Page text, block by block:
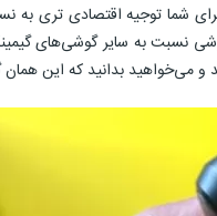
هستید و خرید گوشی برای شما بیشتر با هدف گیم و بازی‌های مخصوص موبایل
19کالا را بررسی کنید. قیمت گوشی شیائومی بلک شارک ۴